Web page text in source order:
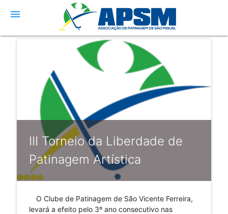
menu
III Torneio da Liberdade de
Patinagem Artística
O Clube de Patinagem de São Vicente Ferreira,
levará a efeito pelo 3º ano consecutivo nas